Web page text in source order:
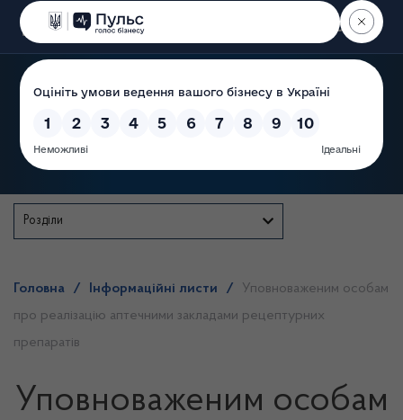
Пошук
Розділи
Головна / Інформаційні листи /
Уповноваженим особам
про реалізацію аптечними закладами рецептурних
препаратів
Уповноваженим особам